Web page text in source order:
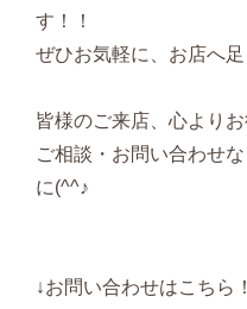
す！！
ぜひお気軽に、お店へ
皆様のご来店、心より
ご相談・お問い合わせ
に(^^♪
↓お問い合わせはこちら